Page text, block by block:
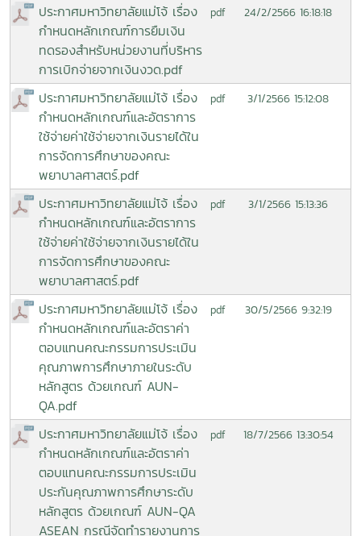
ประกาศมหาวิทยาลัยแม่โจ้ เรื่อง
กำหนดหลักเกณฑ์การยืมเงิน
ทดรองสำหรับหน่วยงานที่บริหาร
การเบิกจ่ายจากเงินงวด.pdf
pdf 24/2/2566 16:18:18
ประกาศมหาวิทยาลัยแม่โจ้ เรื่อง
กำหนดหลักเกณฑ์และอัตราการ
ใช้จ่ายค่าใช้จ่ายจากเงินรายได้ใน
การจัดการศึกษาของคณะ
พยาบาลศาสตร์.pdf
pdf 3/1/2566 15:12:08
ประกาศมหาวิทยาลัยแม่โจ้ เรื่อง
กำหนดหลักเกณฑ์และอัตราการ
ใช้จ่ายค่าใช้จ่ายจากเงินรายได้ใน
การจัดการศึกษาของคณะ
พยาบาลศาสตร์.pdf
pdf 3/1/2566 15:13:36
ประกาศมหาวิทยาลัยแม่โจ้ เรื่อง
กำหนดหลักเกณฑ์และอัตราค่า
ตอบแทนคณะกรรมการประเมิน
คุณภาพการศึกษาภายในระดับ
หลักสูตร ด้วยเกณฑ์ AUN-
QA.pdf
pdf 30/5/2566 9:32:19
ประกาศมหาวิทยาลัยแม่โจ้ เรื่อง
กำหนดหลักเกณฑ์และอัตราค่า
ตอบแทนคณะกรรมการประเมิน
ประกันคุณภาพการศึกษาระดับ
หลักสูตร ด้วยเกณฑ์ AUN-QA
ASEAN กรณีจัดทำรายงานการ
pdf 18/7/2566 13:30:54